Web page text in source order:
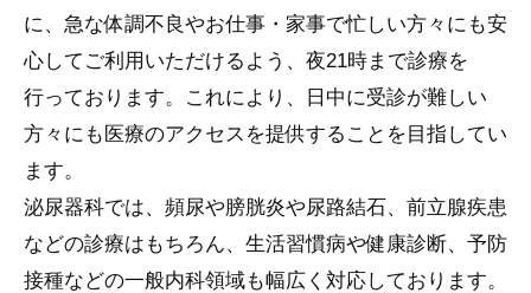
に、急な体調不良やお仕事・家事で忙しい方々にも安
心してご利用いただけるよう、夜21時まで診療を
行っております。これにより、日中に受診が難しい
方々にも医療のアクセスを提供することを目指してい
ます。
泌尿器科では、頻尿や膀胱炎や尿路結石、前立腺疾患
などの診療はもちろん、生活習慣病や健康診断、予防
接種などの一般内科領域も幅広く対応しております。